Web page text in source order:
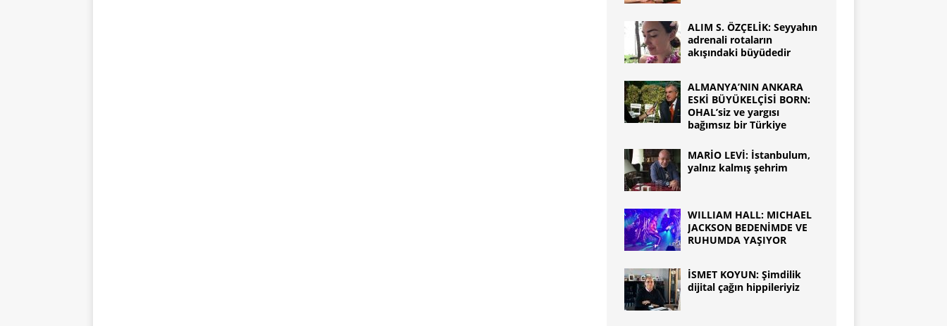
ALIM S. ÖZÇELİK: Seyyahın
adrenali rotaların
akışındaki büyüdedir
ALMANYA’NIN ANKARA
ESKİ BÜYÜKELÇİSİ BORN:
OHAL’siz ve yargısı
bağımsız bir Türkiye
MARİO LEVİ: İstanbulum,
yalnız kalmış şehrim
WILLIAM HALL: MICHAEL
JACKSON BEDENİMDE VE
RUHUMDA YAŞIYOR
İSMET KOYUN: Şimdilik
dijital çağın hippileriyiz